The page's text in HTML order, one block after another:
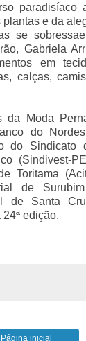
paradisíaco
e da
se
Gabriela
em
calças,
Moda
do
do Sindicato
(Sindivest-
Toritama
de
de Santa
edição.
Página inicial